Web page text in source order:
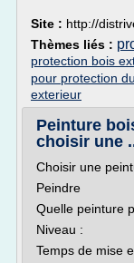
Site : http://
Thèmes liés :
protection bois
pour protection
exterieur
Peinture
choisir une
Choisir une
Peindre
Quelle peinture
Niveau :
Temps de mise